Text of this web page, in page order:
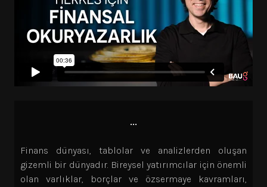
...
Finans dünyası, tablolar ve analizlerden oluşan
gizemli bir dünyadır. Bireysel yatırımcılar için önemli
olan varlıklar, borçlar ve özsermaye kavramları,